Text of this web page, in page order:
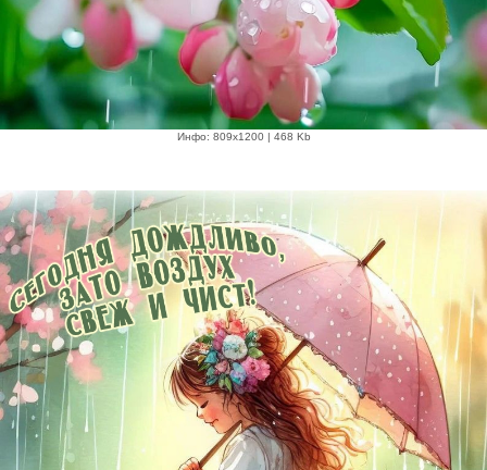
Инфо: 809х1200 | 468 Kb